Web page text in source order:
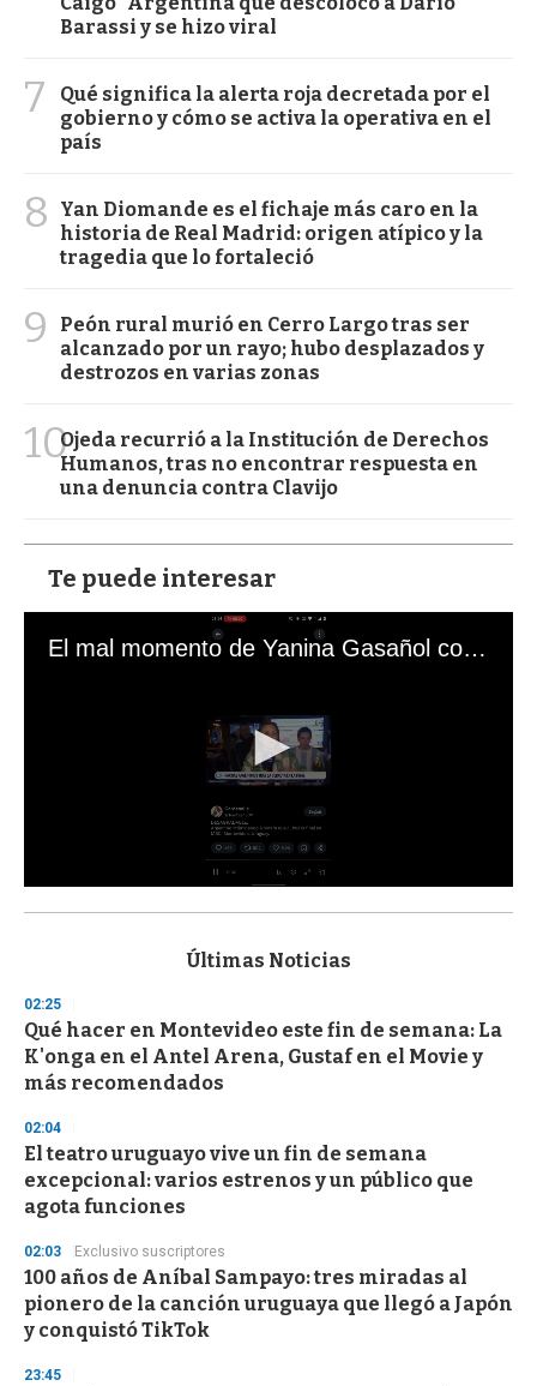
Barassi y se hizo viral
7
Qué significa la alerta roja decretada por el
gobierno y cómo se activa la operativa en el
país
8
Yan Diomande es el fichaje más caro en la
historia de Real Madrid: origen atípico y la
tragedia que lo fortaleció
9
Peón rural murió en Cerro Largo tras ser
alcanzado por un rayo; hubo desplazados y
destrozos en varias zonas
10Ojeda recurrió a la Institución de Derechos
Humanos, tras no encontrar respuesta en
una denuncia contra Clavijo
Te puede interesar
El mal momento de Yanina Gasañol con un hincha argentino en "Subrayado"
s
d
s
o
f
3
s
e
c
o
n
Últimas Noticias
02:25
Qué hacer en Montevideo este fin de semana: La
K'onga en el Antel Arena, Gustaf en el Movie y
más recomendados
02:04
El teatro uruguayo vive un fin de semana
excepcional: varios estrenos y un público que
agota funciones
02:03 Exclusivo suscriptores
100 años de Aníbal Sampayo: tres miradas al
pionero de la canción uruguaya que llegó a Japón
y conquistó TikTok
23:45